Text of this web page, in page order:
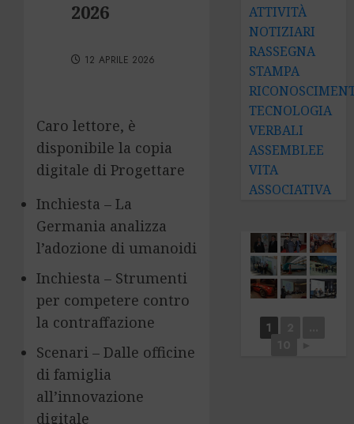
2026
12 APRILE 2026
Caro lettore, è
disponibile la copia
digitale di Progettare
Inchiesta – La
Germania analizza
l’adozione di umanoidi
Inchiesta – Strumenti
per competere contro
la contraffazione
Scenari – Dalle officine
di famiglia
all’innovazione
digitale
ATTIVITÀ
NOTIZIARI
RASSEGNA
STAMPA
TECNOLOGIA
VERBALI
ASSEMBLEE
VITA
ASSOCIATIVA
1